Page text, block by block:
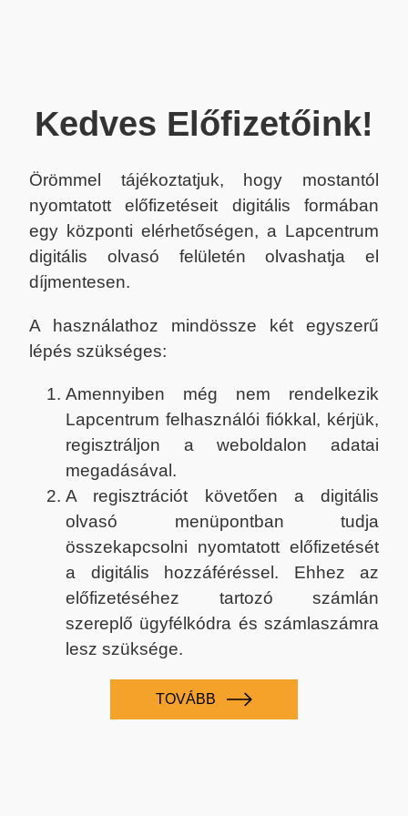
Kedves Előfizetőink!
Örömmel tájékoztatjuk, hogy mostantól
nyomtatott előfizetéseit digitális formában
egy központi elérhetőségen, a Lapcentrum
digitális olvasó felületén olvashatja el
díjmentesen.
A használathoz mindössze két egyszerű
lépés szükséges:
Amennyiben még nem rendelkezik
Lapcentrum felhasználói fiókkal, kérjük,
regisztráljon a weboldalon adatai
megadásával.
A regisztrációt követően a digitális
olvasó menüpontban tudja
összekapcsolni nyomtatott előfizetését
a digitális hozzáféréssel. Ehhez az
előfizetéséhez tartozó számlán
szereplő ügyfélkódra és számlaszámra
lesz szüksége.
TOVÁBB